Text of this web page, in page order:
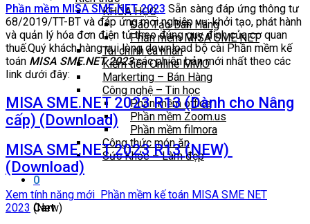
KHÓA HỌC
Đào Tạo Bán Hàng
Phần mềm MISA SME NET
Tài chính cá nhân
Kiếm tiền Online MMO
Markerting – Bán Hàng
Công nghệ – Tin học
Phần mềm office
Phần mềm Zoom.us
Phần mềm filmora
Công thức món ăn
Sức Khỏe – Làm đẹp
0
Cart
Phần mềm MISA SME.NET 2023 Sẵn sàng đáp ứng thông tư
68/2019/TT-BT và đáp ứng mọi nghiệp vụ: khởi tạo, phát hành
và quản lý hóa đơn điện tử theo đúng quy định của cơ quan
thuế.Quý khách hàng vui lòng download bộ cài Phần mềm kế
toán MISA SME.NET 2023 các phiên bản mới nhất theo các
link dưới đây:
MISA SME.NET 2023 R13 (Dành cho Nâng
cấp) (Download)
MISA SME.NET 2023 R13 (NEW)
(Download)
Xem tính năng mới Phần mềm kế toán MISA SME NET
2023 (New)